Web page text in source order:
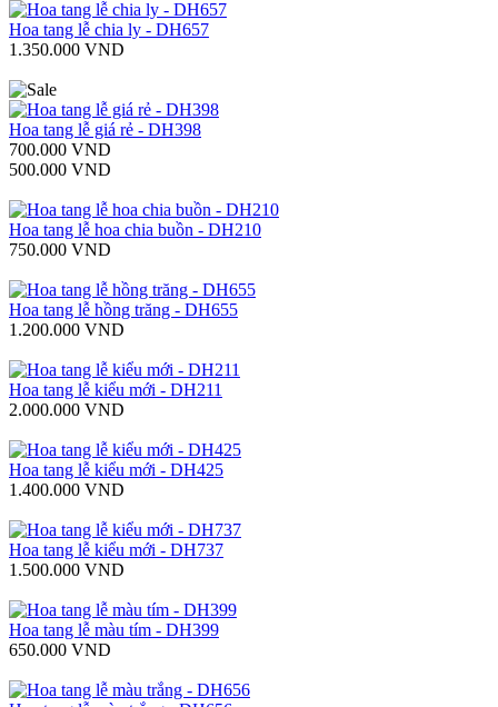
Hoa tang lễ chia ly - DH657
1.350.000 VND
Hoa tang lễ giá rẻ - DH398
700.000 VND
500.000 VND
Hoa tang lễ hoa chia buồn - DH210
750.000 VND
Hoa tang lễ hồng trăng - DH655
1.200.000 VND
Hoa tang lễ kiểu mới - DH211
2.000.000 VND
Hoa tang lễ kiểu mới - DH425
1.400.000 VND
Hoa tang lễ kiểu mới - DH737
1.500.000 VND
Hoa tang lễ màu tím - DH399
650.000 VND